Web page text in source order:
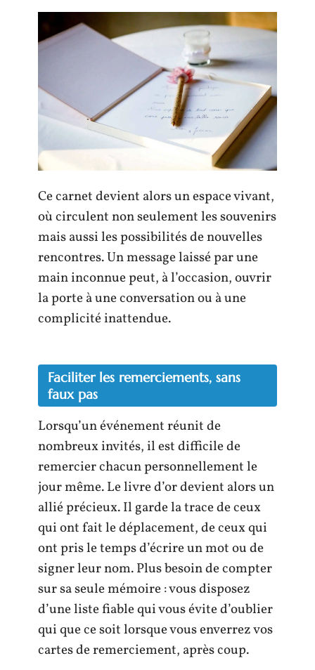
Ce carnet devient alors un espace vivant,
où circulent non seulement les souvenirs
mais aussi les possibilités de nouvelles
rencontres. Un message laissé par une
main inconnue peut, à l’occasion, ouvrir
la porte à une conversation ou à une
complicité inattendue.
Faciliter les remerciements, sans
faux pas
Lorsqu’un événement réunit de
nombreux invités, il est difficile de
remercier chacun personnellement le
jour même. Le livre d’or devient alors un
allié précieux. Il garde la trace de ceux
qui ont fait le déplacement, de ceux qui
ont pris le temps d’écrire un mot ou de
signer leur nom. Plus besoin de compter
sur sa seule mémoire : vous disposez
d’une liste fiable qui vous évite d’oublier
qui que ce soit lorsque vous enverrez vos
cartes de remerciement, après coup.